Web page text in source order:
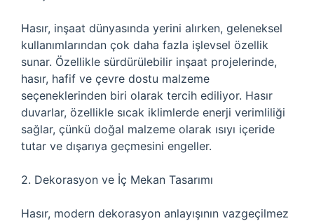
Hasır, inşaat dünyasında yerini alırken, geleneksel
kullanımlarından çok daha fazla işlevsel özellik
sunar. Özellikle sürdürülebilir inşaat projelerinde,
hasır, hafif ve çevre dostu malzeme
seçeneklerinden biri olarak tercih ediliyor. Hasır
duvarlar, özellikle sıcak iklimlerde enerji verimliliği
sağlar, çünkü doğal malzeme olarak ısıyı içeride
tutar ve dışarıya geçmesini engeller.
2. Dekorasyon ve İç Mekan Tasarımı
Hasır, modern dekorasyon anlayışının vazgeçilmez